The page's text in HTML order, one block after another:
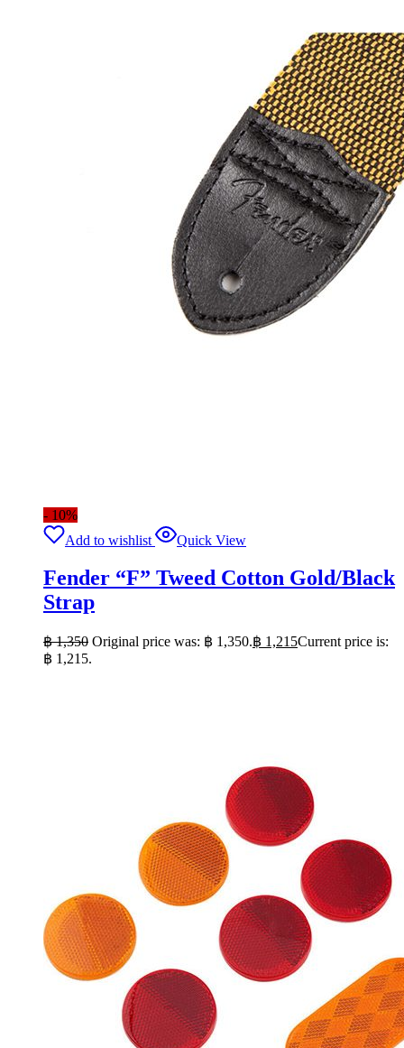
- 10%
Add to wishlist
Quick View
Fender “F” Tweed Cotton Gold/Black
Strap
฿1,350 Original price was: ฿ 1,350.฿ 1,215Current price is:
฿ 1,215.